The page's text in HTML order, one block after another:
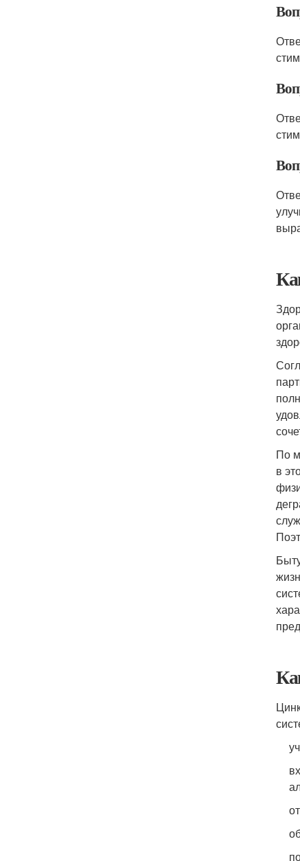
По
в